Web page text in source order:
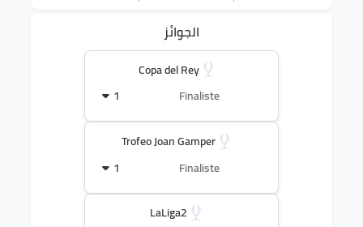
الجوائز
Copa del Rey
Finaliste
1
Trofeo Joan Gamper
Finaliste
1
LaLiga2